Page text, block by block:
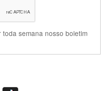
semana nosso boletim